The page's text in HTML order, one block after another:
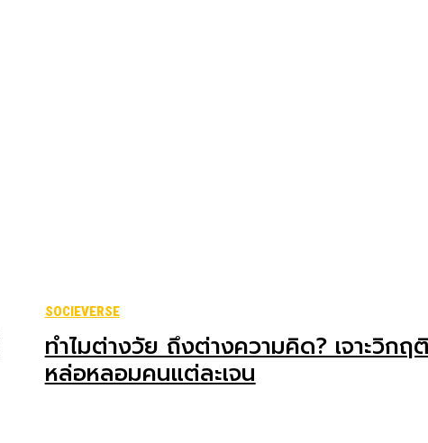
SOCIEVERSE
ทำไมต่างวัย ถึงต่างความคิด? เจาะวิกฤ
หล่อหลอมคนแต่ละเจน